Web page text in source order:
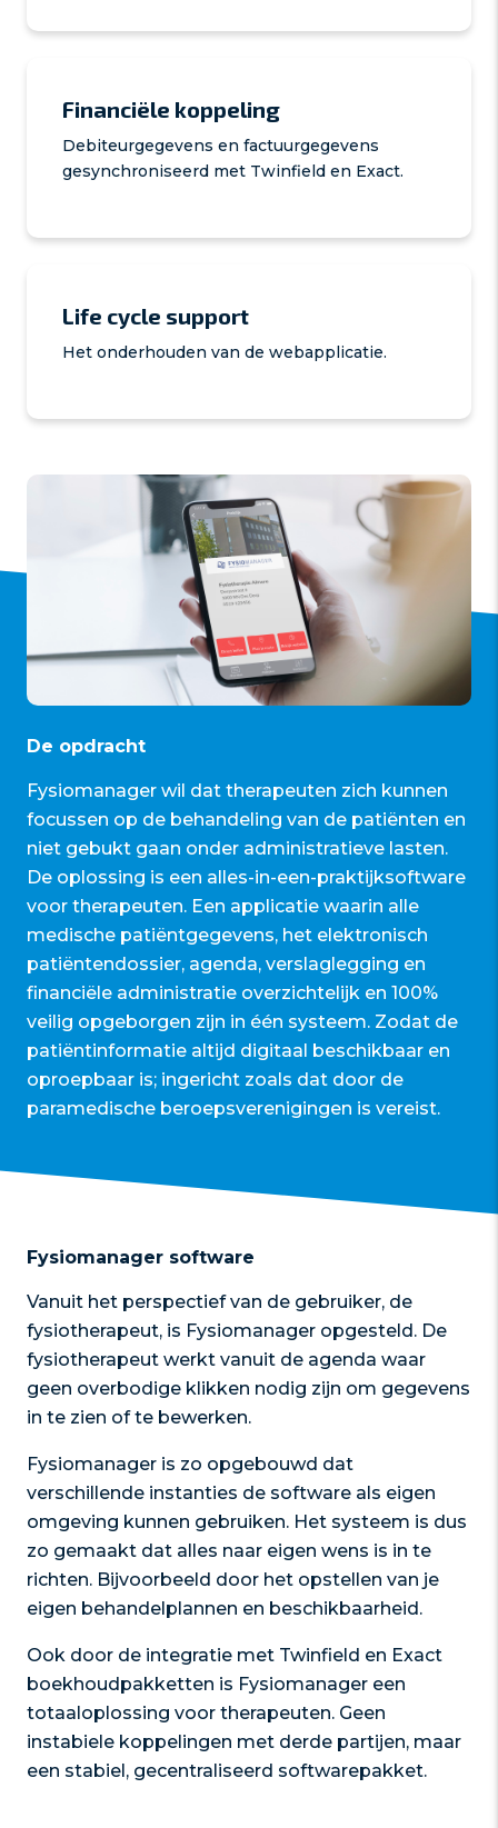
Financiële koppeling
Debiteurgegevens en factuurgegevens
gesynchroniseerd met Twinfield en Exact.
Life cycle support
Het onderhouden van de webapplicatie.
De opdracht
Fysiomanager wil dat therapeuten zich kunnen
focussen op de behandeling van de patiënten en
niet gebukt gaan onder administratieve lasten.
De oplossing is een alles-in-een-praktijksoftware
voor therapeuten. Een applicatie waarin alle
medische patiëntgegevens, het elektronisch
patiëntendossier, agenda, verslaglegging en
financiële administratie overzichtelijk en 100%
veilig opgeborgen zijn in één systeem. Zodat de
patiëntinformatie altijd digitaal beschikbaar en
oproepbaar is; ingericht zoals dat door de
paramedische beroepsverenigingen is vereist.
Fysiomanager software
Vanuit het perspectief van de gebruiker, de
fysiotherapeut, is Fysiomanager opgesteld. De
fysiotherapeut werkt vanuit de agenda waar
geen overbodige klikken nodig zijn om gegevens
in te zien of te bewerken.
Fysiomanager is zo opgebouwd dat
verschillende instanties de software als eigen
omgeving kunnen gebruiken. Het systeem is dus
zo gemaakt dat alles naar eigen wens is in te
richten. Bijvoorbeeld door het opstellen van je
eigen behandelplannen en beschikbaarheid.
Ook door de integratie met Twinfield en Exact
boekhoudpakketten is Fysiomanager een
totaaloplossing voor therapeuten. Geen
instabiele koppelingen met derde partijen, maar
een stabiel, gecentraliseerd softwarepakket.